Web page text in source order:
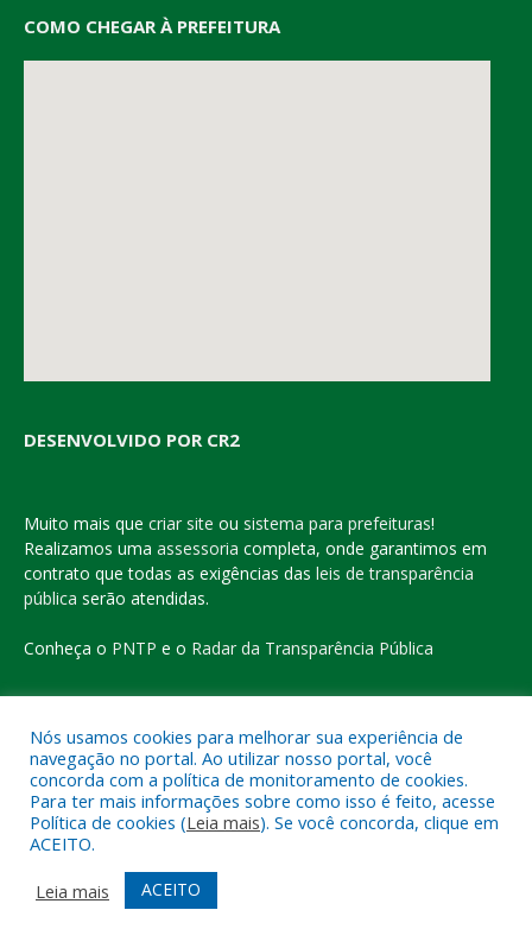
COMO CHEGAR À PREFEITURA
DESENVOLVIDO POR CR2
Muito mais que criar site ou sistema para prefeituras!
Realizamos uma assessoria completa, onde garantimos em
contrato que todas as exigências das leis de transparência
pública serão atendidas.
Conheça o PNTP e o Radar da Transparência Pública
Todos os direitos reservados a Prefeitura Municipal de Eldorado
do Carajás
Mapa do Site
Acessar o Webmail
Nós usamos cookies para melhorar sua experiência de
navegação no portal. Ao utilizar nosso portal, você
concorda com a política de monitoramento de cookies.
Para ter mais informações sobre como isso é feito, acesse
Política de cookies (Leia mais). Se você concorda, clique em
ACEITO.
Leia mais
ACEITO